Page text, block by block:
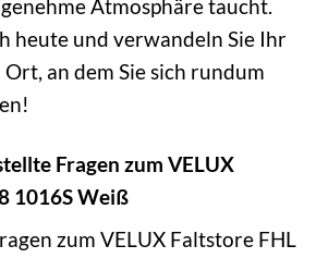
Atmosphäre taucht.
heute und verwandeln Sie Ihr
an dem Sie sich rundum
Fragen zum VELUX
1016S Weiß
zum VELUX Faltstore FHL